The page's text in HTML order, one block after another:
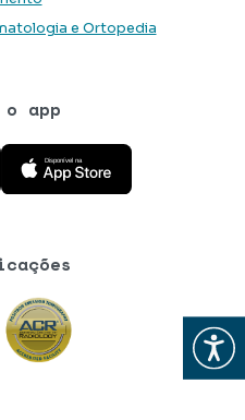
Abrir
e Ortopedia
app
Google Play Store
Baixe o aplicativo na App Store